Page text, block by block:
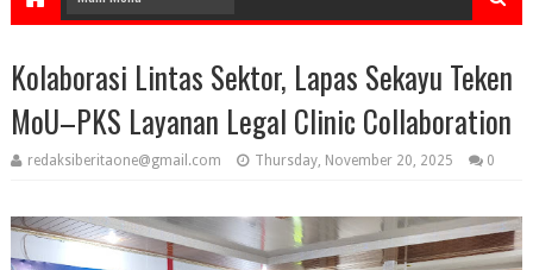
Kolaborasi Lintas Sektor, Lapas Sekayu Teken
MoU–PKS Layanan Legal Clinic Collaboration
redaksiberitaone@gmail.com Thursday, November 20, 2025 0